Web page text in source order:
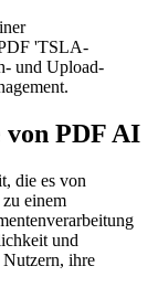
PDF AI
die es von
einem
und
Nutzern, ihre